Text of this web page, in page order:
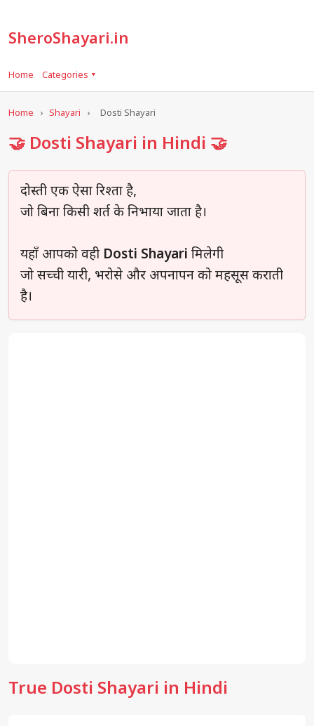
SheroShayari.in
Home Categories ▾
Home › Shayari › Dosti Shayari
🤝 Dosti Shayari in Hindi 🤝
दोस्ती एक ऐसा रिश्ता है,
जो बिना किसी शर्त के निभाया जाता है।
यहाँ आपको वही Dosti Shayari मिलेगी
जो सच्ची यारी, भरोसे और अपनापन को महसूस कराती
है।
True Dosti Shayari in Hindi